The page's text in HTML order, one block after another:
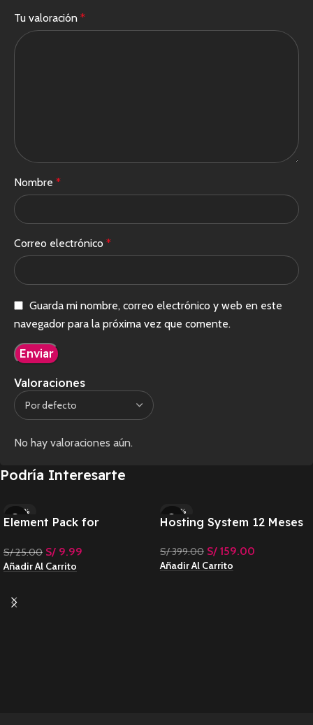
Valoraciones
No hay valoraciones aún.
Tu valoración *
Nombre *
Correo electrónico *
Guarda mi nombre, correo electrónico y web en este
navegador para la próxima vez que comente.
Podría Interesarte
-60%
Element Pack for
S/25.00 S/ 9.99
Añadir Al Carrito
-60%
Hosting System 12 Meses
S/399.00 S/ 159.00
Añadir Al Carrito